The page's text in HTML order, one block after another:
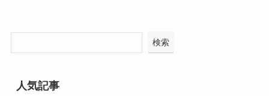
検索
人気記事